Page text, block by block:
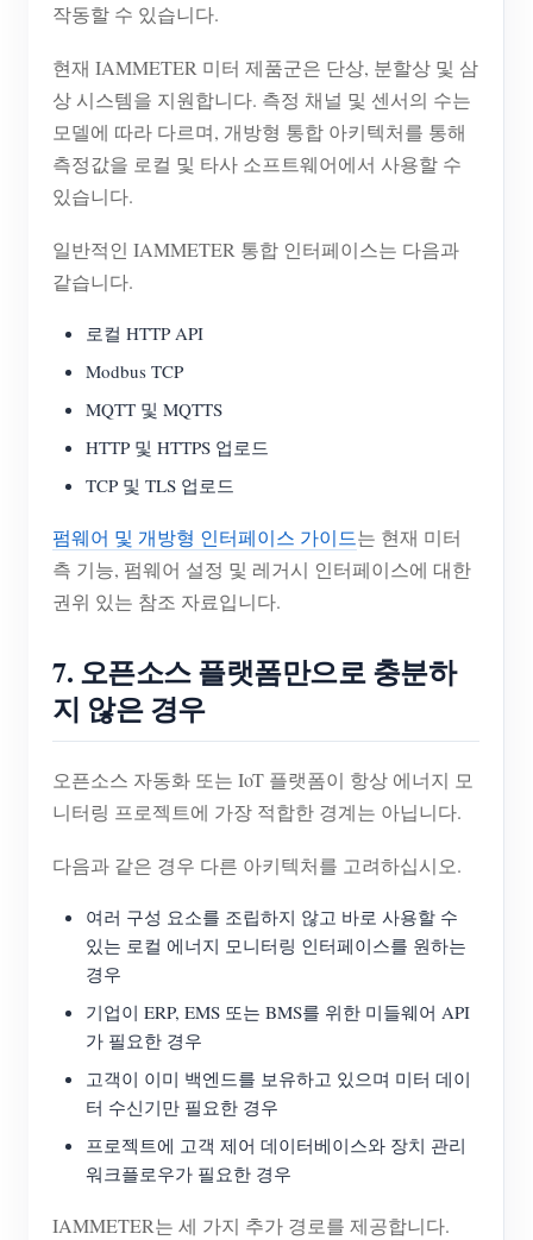
작동할 수 있습니다.
현재 IAMMETER 미터 제품군은 단상, 분할상 및 삼
상 시스템을 지원합니다. 측정 채널 및 센서의 수는
모델에 따라 다르며, 개방형 통합 아키텍처를 통해
측정값을 로컬 및 타사 소프트웨어에서 사용할 수
있습니다.
일반적인 IAMMETER 통합 인터페이스는 다음과
같습니다.
로컬 HTTP API
Modbus TCP
MQTT 및 MQTTS
HTTP 및 HTTPS 업로드
TCP 및 TLS 업로드
펌웨어 및 개방형 인터페이스 가이드는 현재 미터
측 기능, 펌웨어 설정 및 레거시 인터페이스에 대한
권위 있는 참조 자료입니다.
7. 오픈소스 플랫폼만으로 충분하
지 않은 경우
오픈소스 자동화 또는 IoT 플랫폼이 항상 에너지 모
니터링 프로젝트에 가장 적합한 경계는 아닙니다.
다음과 같은 경우 다른 아키텍처를 고려하십시오.
여러 구성 요소를 조립하지 않고 바로 사용할 수
있는 로컬 에너지 모니터링 인터페이스를 원하는
경우
기업이 ERP, EMS 또는 BMS를 위한 미들웨어 API
가 필요한 경우
고객이 이미 백엔드를 보유하고 있으며 미터 데이
터 수신기만 필요한 경우
프로젝트에 고객 제어 데이터베이스와 장치 관리
워크플로우가 필요한 경우
IAMMETER는 세 가지 추가 경로를 제공합니다.